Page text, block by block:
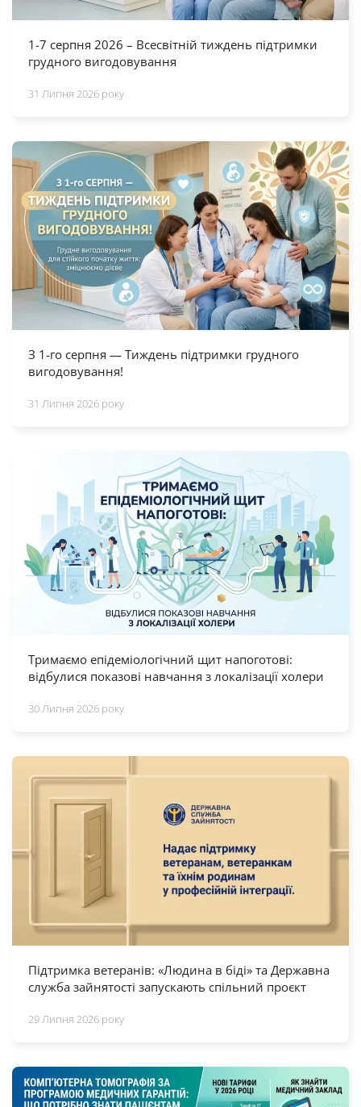
1-7 серпня 2026 – Всесвітній тиждень підтримки
грудного вигодовування
31 Липня 2026 року
З 1-го серпня — Тиждень підтримки грудного
вигодовування!
31 Липня 2026 року
Тримаємо епідеміологічний щит напоготові:
відбулися показові навчання з локалізації холери
30 Липня 2026 року
Підтримка ветеранів: «Людина в біді» та Державна
служба зайнятості запускають спільний проєкт
29 Липня 2026 року